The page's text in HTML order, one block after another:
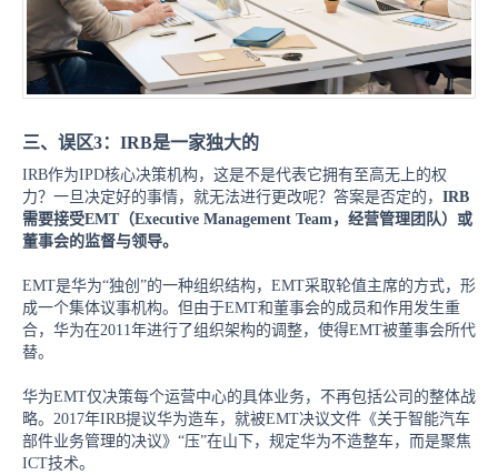
三、误区3：IRB是一家独大的
IRB作为IPD核心决策机构，这是不是代表它拥有至高无上的权
力？一旦决定好的事情，就无法进行更改呢？答案是否定的， IRB
需要接受EMT（Executive Management Team，经营管理团队）或
董事会的监督与领导。
EMT是华为“独创”的一种组织结构，EMT采取轮值主席的方式，形
成一个集体议事机构。但由于EMT和董事会的成员和作用发生重
合，华为在2011年进行了组织架构的调整，使得EMT被董事会所代
替。
华为EMT仅决策每个运营中心的具体业务，不再包括公司的整体战
略。2017年IRB提议华为造车，就被EMT决议文件《关于智能汽车
部件业务管理的决议》“压”在山下，规定华为不造整车，而是聚焦
ICT技术。